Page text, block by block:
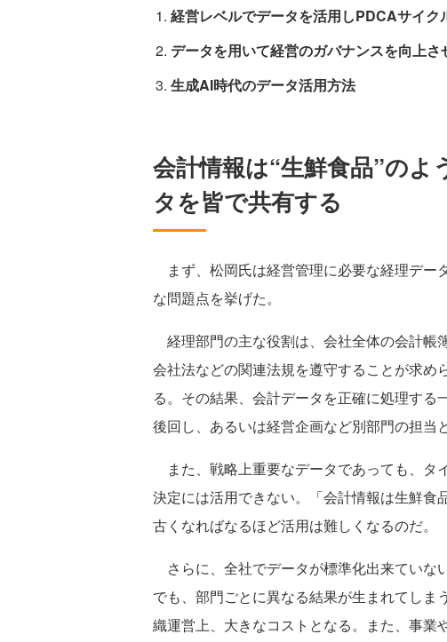
経営レベルでデータを活用しPDCAサイク
データを用いて経営のガバナンスを向上さ
生成AI時代のデータ活用方法
会計情報は“生鮮食品”の
タを皆で共有する
まず、松岡氏は経営管理に必要な経理デー
な問題点を挙げた。
経理部門の主な役割は、会社全体の会計帳
会社法などの関連法規を遵守することが求
る。その結果、会計データを正確に処理す
後回し、あるいは経営企画など別部門の担当
また、戦略上重要なデータであっても、タ
決定には活用できない。「会計情報は生鮮
古くなればなるほど活用は難しくなるのだ。
さらに、全社でデータが標準化出来ていな
でも、部門ごとに異なる結果が生まれてし
織運営上、大きなコストとなる。また、事